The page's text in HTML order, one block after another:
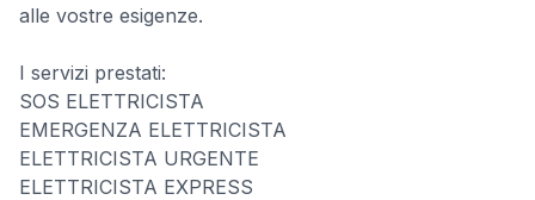
alle vostre esigenze.
I servizi prestati:
SOS ELETTRICISTA
EMERGENZA ELETTRICISTA
ELETTRICISTA URGENTE
ELETTRICISTA EXPRESS